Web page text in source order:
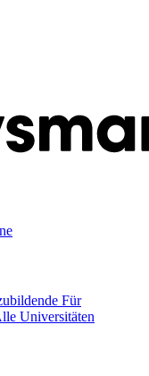
Für
Universitäten